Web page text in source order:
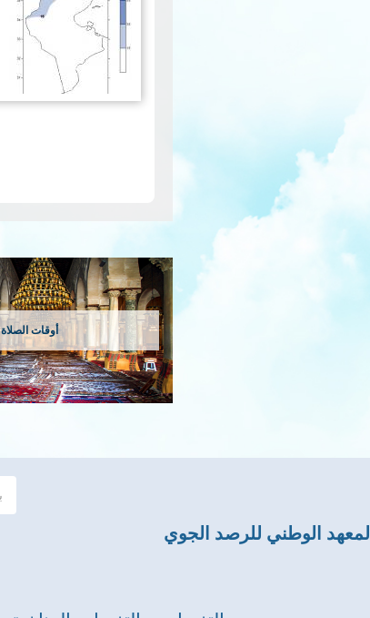
أوقات الصلاة
المعهد الوطني للرصد الجوي